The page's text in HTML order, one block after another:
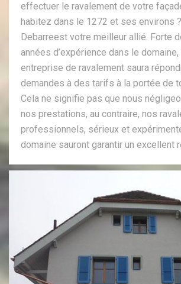
effectuer le ravalement de votre
habitez dans le 1272 et ses environs
Debarreest votre meilleur allié. Forte
années d’expérience dans le domaine,
entreprise de ravalement saura
demandes à des tarifs à la portée de
Cela ne signifie pas que nous
nos prestations, au contraire, nos
professionnels, sérieux et
domaine sauront garantir un excellent